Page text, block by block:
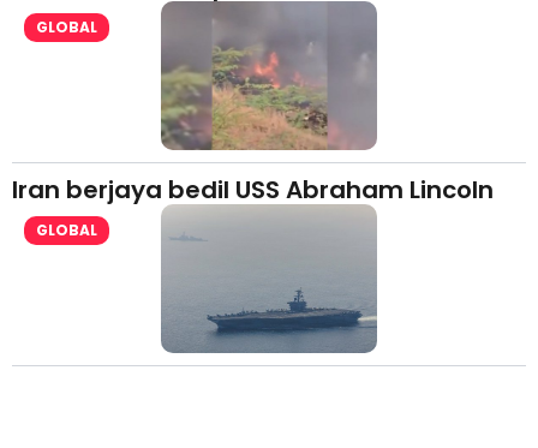
GLOBAL
Iran berjaya bedil USS Abraham Lincoln
GLOBAL